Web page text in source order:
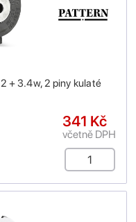
+ 3.4w, 2 piny kulaté
341 Kč
včetně DPH